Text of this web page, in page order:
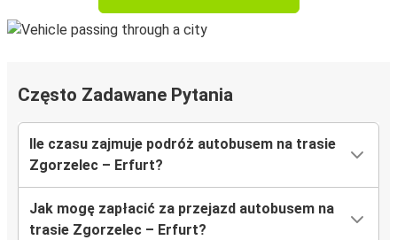
Często Zadawane Pytania
Ile czasu zajmuje podróż autobusem na trasie
Zgorzelec – Erfurt?
Jak mogę zapłacić za przejazd autobusem na
trasie Zgorzelec – Erfurt?